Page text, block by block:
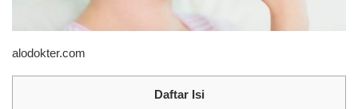
alodokter.com
Daftar Isi